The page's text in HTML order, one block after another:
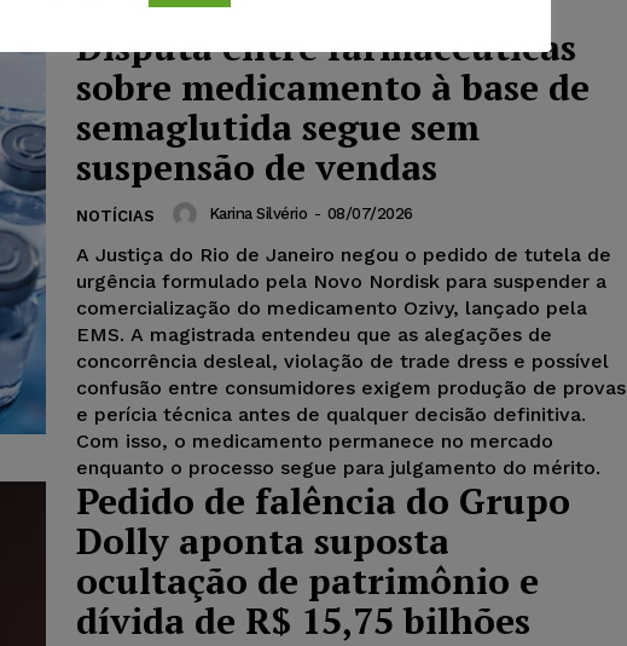
pela Corregedoria do CNJ.
Disputa entre farmacêuticas
sobre medicamento à base de
semaglutida segue sem
suspensão de vendas
NOTÍCIAS Karina Silvério - 08/07/2026
A Justiça do Rio de Janeiro negou o pedido de tutela de
urgência formulado pela Novo Nordisk para suspender a
comercialização do medicamento Ozivy, lançado pela
EMS. A magistrada entendeu que as alegações de
concorrência desleal, violação de trade dress e possível
confusão entre consumidores exigem produção de provas
e perícia técnica antes de qualquer decisão definitiva.
Com isso, o medicamento permanece no mercado
enquanto o processo segue para julgamento do mérito.
Pedido de falência do Grupo
Dolly aponta suposta
ocultação de patrimônio e
dívida de R$ 15,75 bilhões